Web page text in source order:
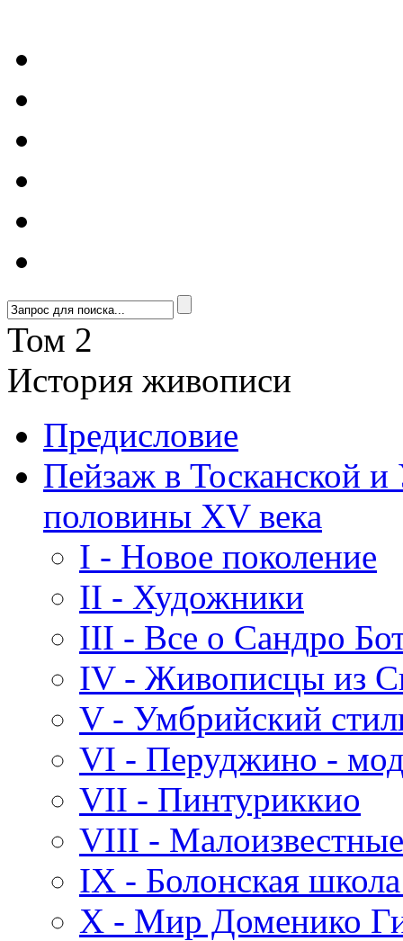
Том 2
История живописи
Предисловие
Пейзаж в Тосканской
половины XV века
I - Новое поколение
II - Художники
III - Все о Сандро
IV - Живописцы из
V - Умбрийский
VI - Перуджино -
VII - Пинтуриккио
VIII -
IX - Болонская
X - Мир Доменико